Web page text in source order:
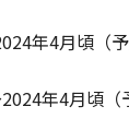
年4月頃（予
年4月頃（